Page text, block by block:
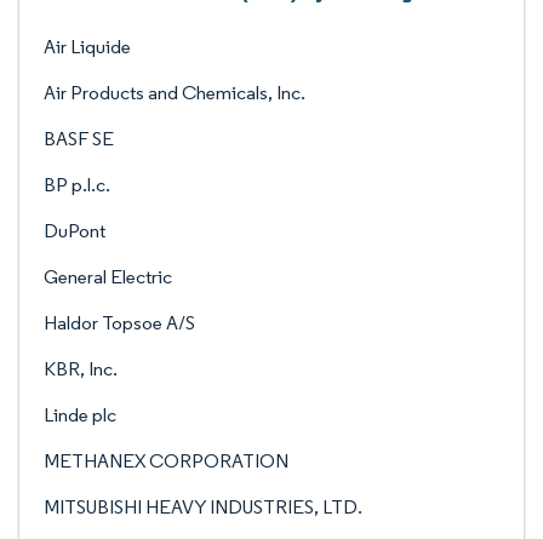
Air Liquide
Air Products and Chemicals, Inc.
BASF SE
BP p.l.c.
DuPont
General Electric
Haldor Topsoe A/S
KBR, Inc.
Linde plc
METHANEX CORPORATION
MITSUBISHI HEAVY INDUSTRIES, LTD.